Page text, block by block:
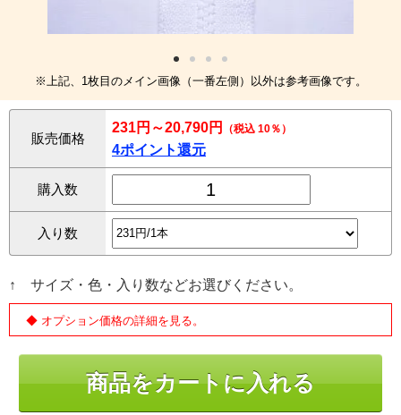
※上記、1枚目のメイン画像（一番左側）以外は参考画像です。
販売価格
231円～20,790円 （税込 10％）
4ポイント還元
購入数
入り数
↑ サイズ・色・入り数などお選びください。
◆ オプション価格の詳細を見る。